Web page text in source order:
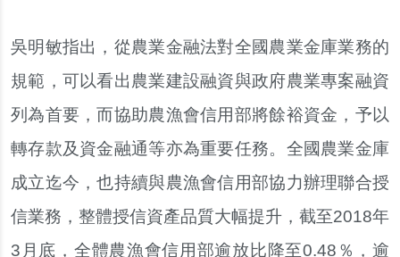
吳明敏指出，從農業金融法對全國農業金庫業務的
規範，可以看出農業建設融資與政府農業專案融資
列為首要，而協助農漁會信用部將餘裕資金，予以
轉存款及資金融通等亦為重要任務。全國農業金庫
成立迄今，也持續與農漁會信用部協力辦理聯合授
信業務，整體授信資產品質大幅提升，截至2018年
3月底，全體農漁會信用部逾放比降至0.48％，逾